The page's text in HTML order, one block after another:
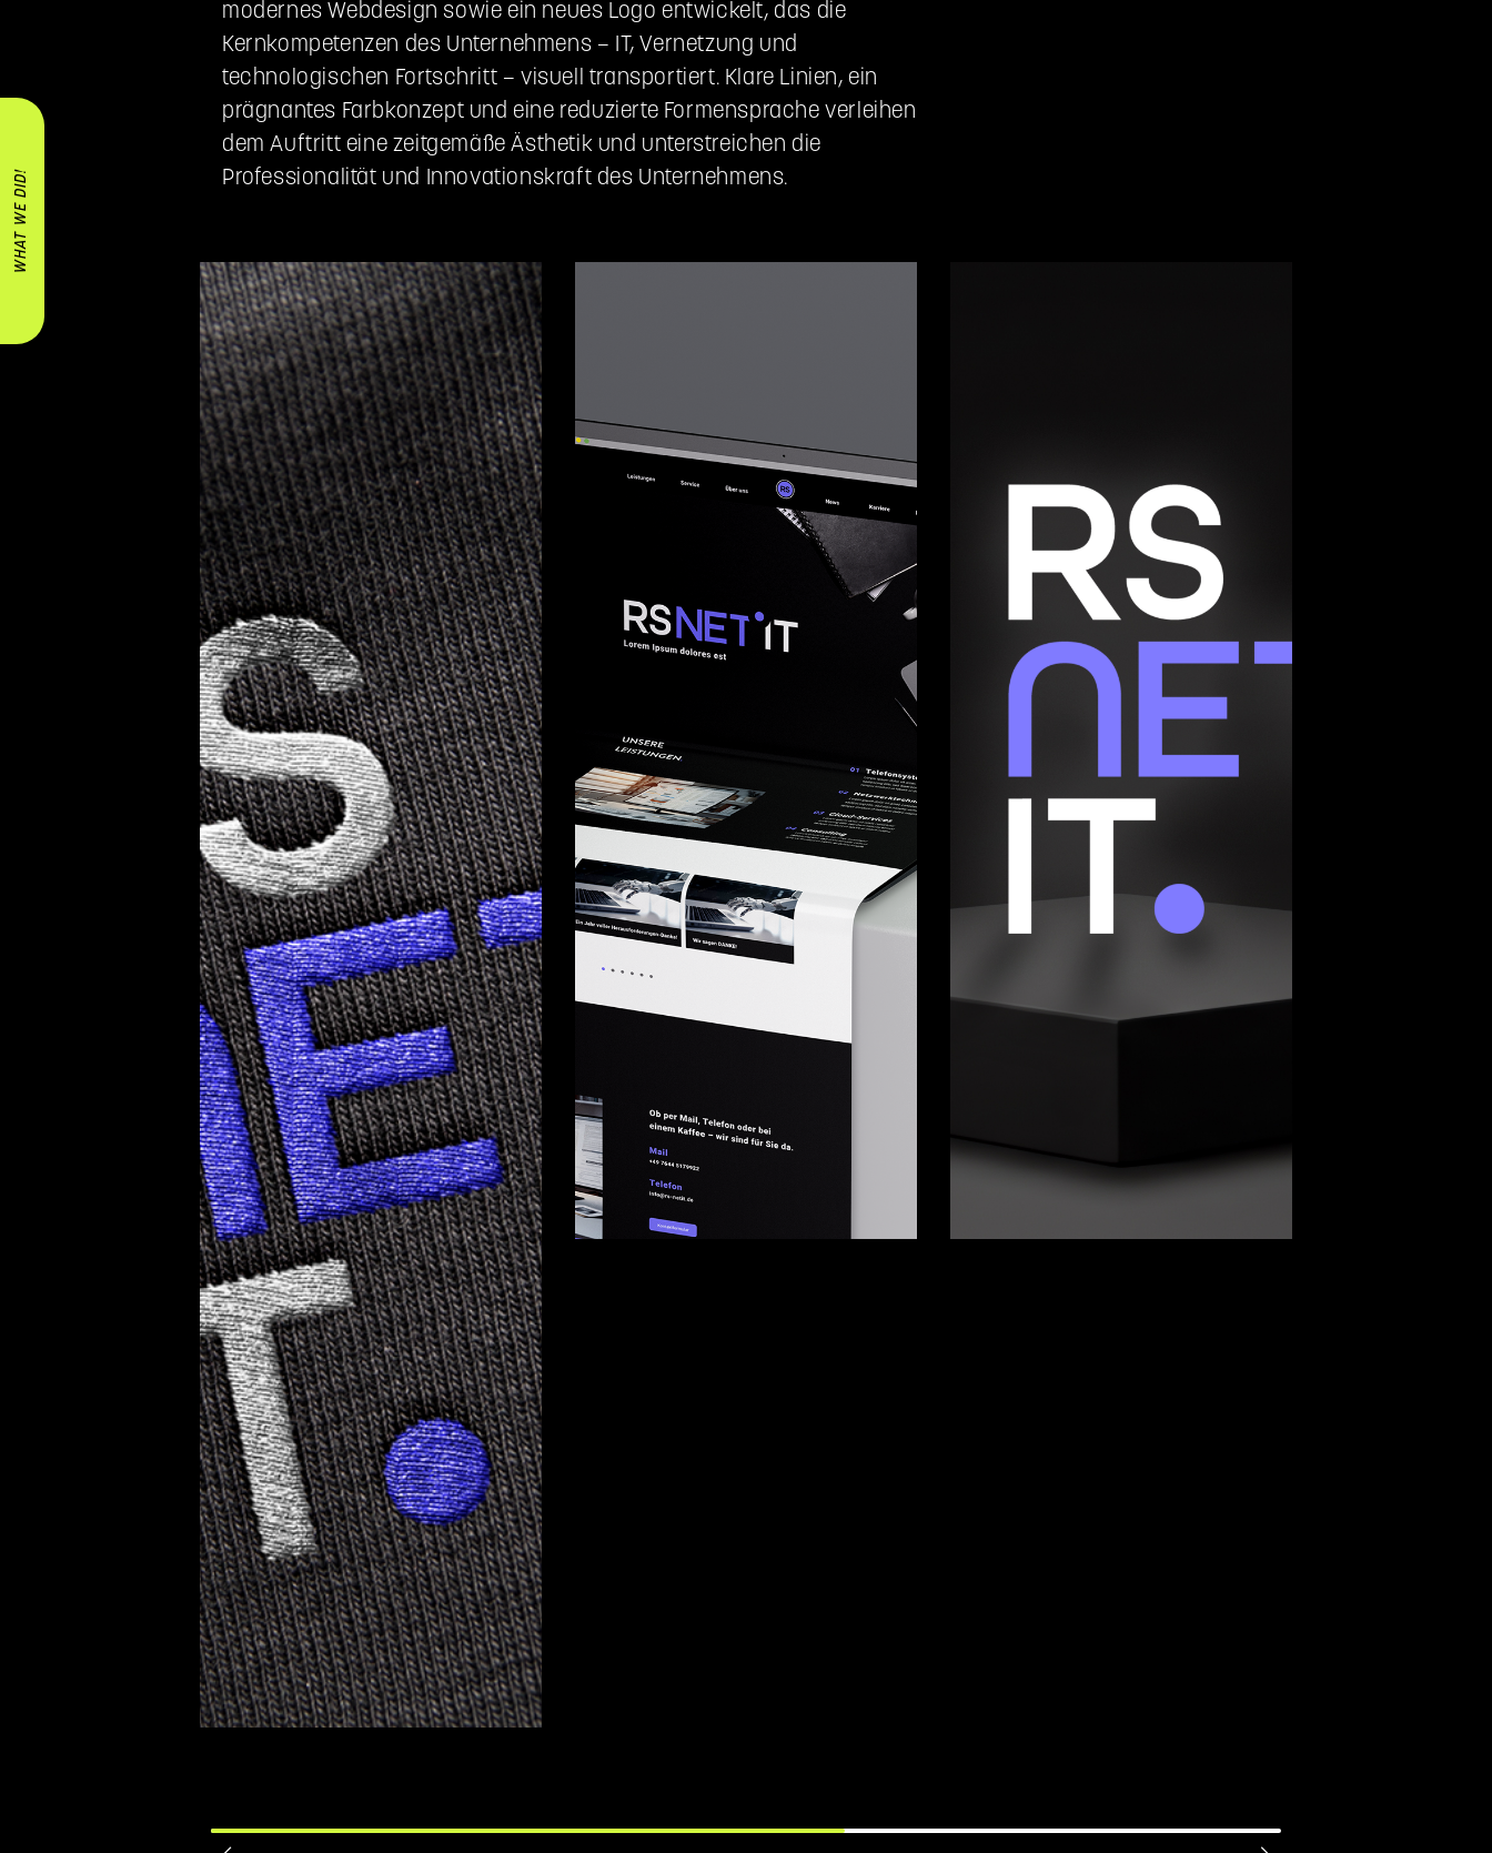
WHAT WE DID!
modernes Webdesign sowie ein neues Logo entwickelt, das die
Kernkompetenzen des Unternehmens – IT, Vernetzung und
technologischen Fortschritt – visuell transportiert. Klare Linien, ein
prägnantes Farbkonzept und eine reduzierte Formensprache verleihen
dem Auftritt eine zeitgemäße Ästhetik und unterstreichen die
Professionalität und Innovationskraft des Unternehmens.